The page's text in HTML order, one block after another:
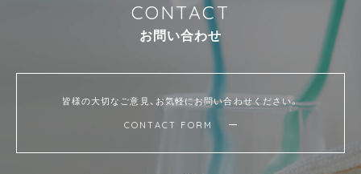
CONTACT
お問い合わせ
皆様の大切なご意見、お気軽にお問い合わせください。
CONTACT FORM